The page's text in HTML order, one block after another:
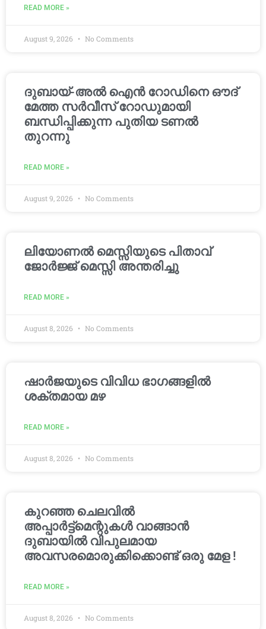
READ MORE »
August 9, 2026 No Comments
ദുബായ്-അൽ ഐൻ റോഡിനെ ഔദ്
മേത്ത സർവീസ് റോഡുമായി
ബന്ധിപ്പിക്കുന്ന പുതിയ ടണൽ
തുറന്നു
READ MORE »
August 9, 2026 No Comments
ലിയോണൽ മെസ്സിയുടെ പിതാവ്
ജോർജ്ജ് മെസ്സി അന്തരിച്ചു
READ MORE »
August 8, 2026 No Comments
ഷാർജയുടെ വിവിധ ഭാഗങ്ങളിൽ
ശക്തമായ മഴ
READ MORE »
August 8, 2026 No Comments
കുറഞ്ഞ ചെലവിൽ
അപ്പാർട്ട്മെന്റുകൾ വാങ്ങാൻ
ദുബായിൽ വിപുലമായ
അവസരമൊരുക്കിക്കൊണ്ട് ഒരു മേള !
READ MORE »
August 8, 2026 No Comments